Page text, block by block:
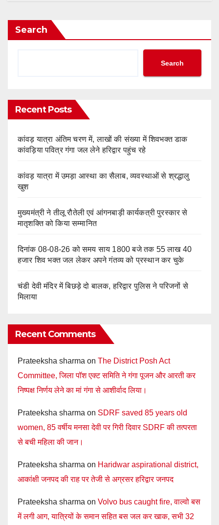
Search
Search
Recent Posts
कांवड़ यात्रा अंतिम चरण में, लाखों की संख्या में शिवभक्त डाक
कांवड़िया पवित्र गंगा जल लेने हरिद्वार पहुंच रहे
कांवड़ यात्रा में उमड़ा आस्था का सैलाब, व्यवस्थाओं से श्रद्धालु
खुश
मुख्यमंत्री ने तीलू रौतेली एवं आंगनबाड़ी कार्यकत्री पुरस्कार से
मातृशक्ति को किया सम्मानित
दिनांक 08-08-26 को समय साय 1800 बजे तक 55 लाख 40
हजार शिव भक्त जल लेकर अपने गंतव्य को प्रस्थान कर चुके
चंडी देवी मंदिर में बिछड़े दो बालक, हरिद्वार पुलिस ने परिजनों से
मिलाया
Recent Comments
Prateeksha sharma on The District Posh Act
Committee, जिला पॉश एक्ट समिति ने गंगा पूजन और आरती कर
निष्पक्ष निर्णय लेने का मां गंगा से आशीर्वाद लिया।
Prateeksha sharma on SDRF saved 85 years old
women, 85 वर्षीय मनसा देवी पर गिरी दिवार SDRF की तत्परता
से बची महिला की जान।
Prateeksha sharma on Haridwar aspirational district,
आकांक्षी जनपद की राह पर तेजी से अग्रसर हरिद्वार जनपद
Prateeksha sharma on Volvo bus caught fire, वाल्वो बस
में लगी आग, यात्रियों के समान सहित बस जल कर खाक, सभी 32